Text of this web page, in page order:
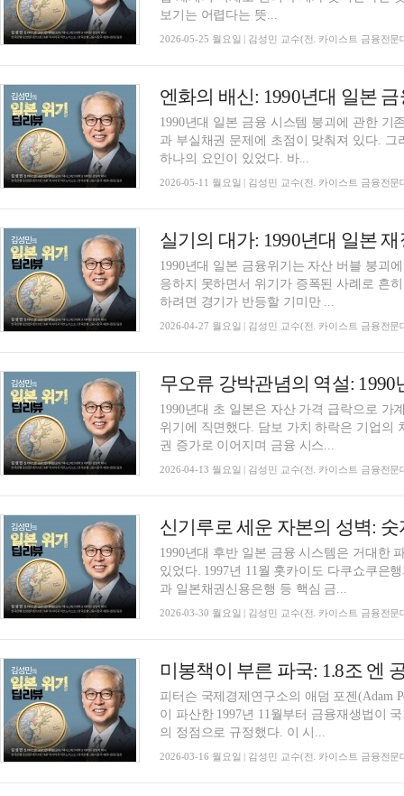
보기는 어렵다는 뜻...
2026-05-25 월요일 | 김성민 교수(전. 카이스트 금융전문
1990년대 일본 금융 시스템 붕괴에 관한 기
과 부실채권 문제에 초점이 맞춰져 있다.
하나의 요인이 있었다. 바...
2026-05-11 월요일 | 김성민 교수(전. 카이스트 금융전문
1990년대 일본 금융위기는 자산 버블 붕괴
응하지 못하면서 위기가 증폭된 사례로 흔
하려면 경기가 반등할 기미만 ...
2026-04-27 월요일 | 김성민 교수(전. 카이스트 금융전문
1990년대 초 일본은 자산 가격 급락으로 가
위기에 직면했다. 담보 가치 하락은 기업의
권 증가로 이어지며 금융 시스...
2026-04-13 월요일 | 김성민 교수(전. 카이스트 금융전문
1990년대 후반 일본 금융 시스템은 거대한
있었다. 1997년 11월 홋카이도 다쿠쇼쿠은
과 일본채권신용은행 등 핵심 금...
2026-03-30 월요일 | 김성민 교수(전. 카이스트 금융전문
피터슨 국제경제연구소의 애덤 포젠(Adam
이 파산한 1997년 11월부터 금융재생법이
의 정점으로 규정했다. 이 시...
2026-03-16 월요일 | 김성민 교수(전. 카이스트 금융전문